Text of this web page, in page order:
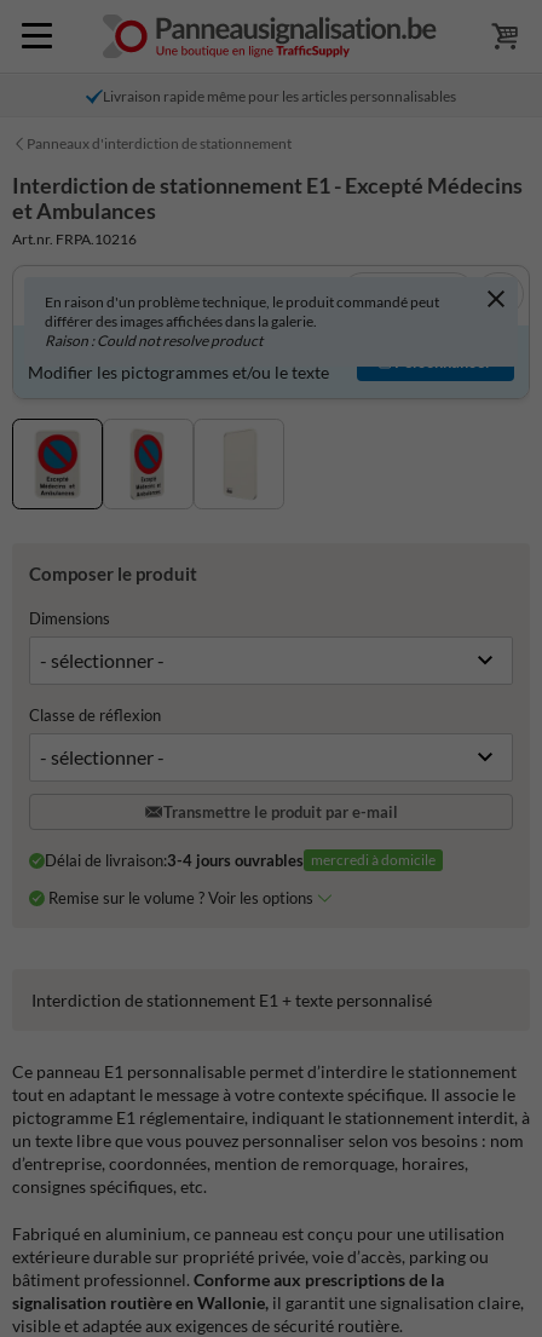
Livraison rapide même pour les articles personnalisables
Panneaux d'interdiction de stationnement
Interdiction de stationnement E1 - Excepté Médecins
et Ambulances
Art.nr. FRPA.10216
En raison d'un problème technique, le produit commandé peut
différer des images affichées dans la galerie.
Raison : Could not resolve product
Voir en 3D
Produit personnalisable ?
Modifier les pictogrammes et/ou le texte
Personnaliser
Composer le produit
Dimensions
Classe de réflexion
Transmettre le produit par e-mail
Délai de livraison:3-4 jours ouvrables mercredi à domicile
Remise sur le volume ? Voir les options
Interdiction de stationnement E1 + texte personnalisé
Ce panneau E1 personnalisable permet d’interdire le stationnement
tout en adaptant le message à votre contexte spécifique. Il associe le
pictogramme E1 réglementaire, indiquant le stationnement interdit, à
un texte libre que vous pouvez personnaliser selon vos besoins : nom
d’entreprise, coordonnées, mention de remorquage, horaires,
consignes spécifiques, etc.
Fabriqué en aluminium, ce panneau est conçu pour une utilisation
extérieure durable sur propriété privée, voie d’accès, parking ou
bâtiment professionnel. Conforme aux prescriptions de la
signalisation routière en Wallonie, il garantit une signalisation claire,
visible et adaptée aux exigences de sécurité routière.